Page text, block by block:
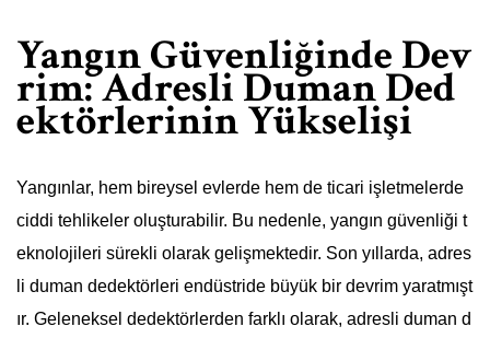
Yangın Güvenliğinde Dev
rim: Adresli Duman Ded
ektörlerinin Yükselişi
Yangınlar, hem bireysel evlerde hem de ticari işletmelerde
ciddi tehlikeler oluşturabilir. Bu nedenle, yangın güvenliği t
eknolojileri sürekli olarak gelişmektedir. Son yıllarda, adres
li duman dedektörleri endüstride büyük bir devrim yaratmışt
ır. Geleneksel dedektörlerden farklı olarak, adresli duman d